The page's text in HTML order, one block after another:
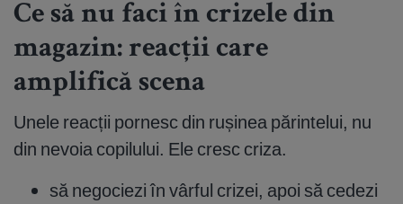
Ce să nu faci în crizele din
magazin: reacții care
amplifică scena
Unele reacții pornesc din rușinea părintelui, nu
din nevoia copilului. Ele cresc criza.
să negociezi în vârful crizei, apoi să cedezi